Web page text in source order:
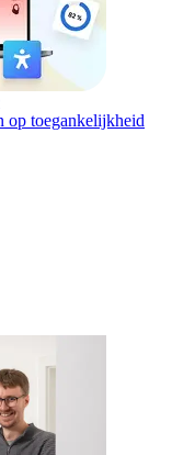
op toegankelijkheid